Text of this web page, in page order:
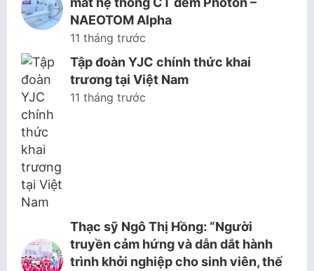
NAEOTOM Alpha
11 tháng trước
Tập đoàn YJC chính thức khai
trương tại Việt Nam
11 tháng trước
Thạc sỹ Ngô Thị Hồng: “Người
truyền cảm hứng và dẫn dắt hành
trình khởi nghiệp cho sinh viên, thế